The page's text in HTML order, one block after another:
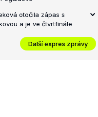
otočila zápas s
a je ve čtvrtfinále
Další expres zprávy